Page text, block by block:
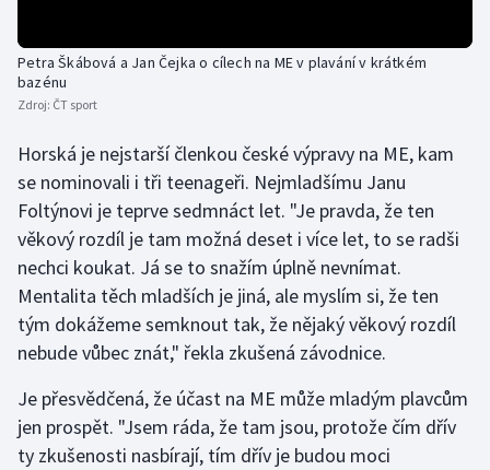
Petra Škábová a Jan Čejka o cílech na ME v plavání v krátkém
bazénu
Zdroj: ČT sport
Horská je nejstarší členkou české výpravy na ME, kam
se nominovali i tři teenageři. Nejmladšímu Janu
Foltýnovi je teprve sedmnáct let. "Je pravda, že ten
věkový rozdíl je tam možná deset i více let, to se radši
nechci koukat. Já se to snažím úplně nevnímat.
Mentalita těch mladších je jiná, ale myslím si, že ten
tým dokážeme semknout tak, že nějaký věkový rozdíl
nebude vůbec znát," řekla zkušená závodnice.
Je přesvědčená, že účast na ME může mladým plavcům
jen prospět. "Jsem ráda, že tam jsou, protože čím dřív
ty zkušenosti nasbírají, tím dřív je budou moci